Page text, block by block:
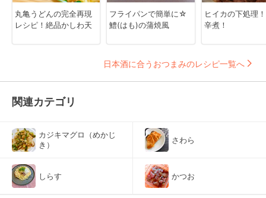
丸亀うどんの完全再現
レシピ！絶品かしわ天
フライパンで簡単に☆
鱧(はも)の蒲焼風
ヒイカの下処理
辛煮！
日本酒に合うおつまみのレシピ一覧へ
関連カテゴリ
カジキマグロ（めかじ
き）
さわら
しらす かつお